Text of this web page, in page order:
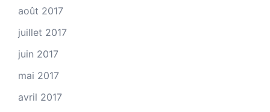
août 2017
juillet 2017
juin 2017
mai 2017
avril 2017